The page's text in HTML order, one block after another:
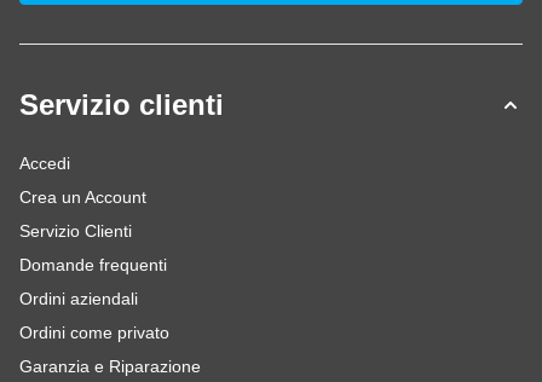
Servizio clienti
Accedi
Crea un Account
Servizio Clienti
Domande frequenti
Ordini aziendali
Ordini come privato
Garanzia e Riparazione